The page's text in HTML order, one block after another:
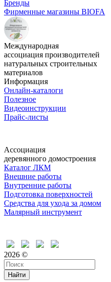
Бренды
Фирменные магазины BIOFA
Международная
ассоциация производителей
натуральных строительных
материалов
Информация
Онлайн-каталоги
Полезное
Видеоинструкции
Прайс-листы
Ассоциация
деревянного домостроения
Каталог ЛКМ
Внешние работы
Внутренние работы
Подготовка поверхностей
Средства для ухода за домом
Малярный инструмент
2026 ©
Найти